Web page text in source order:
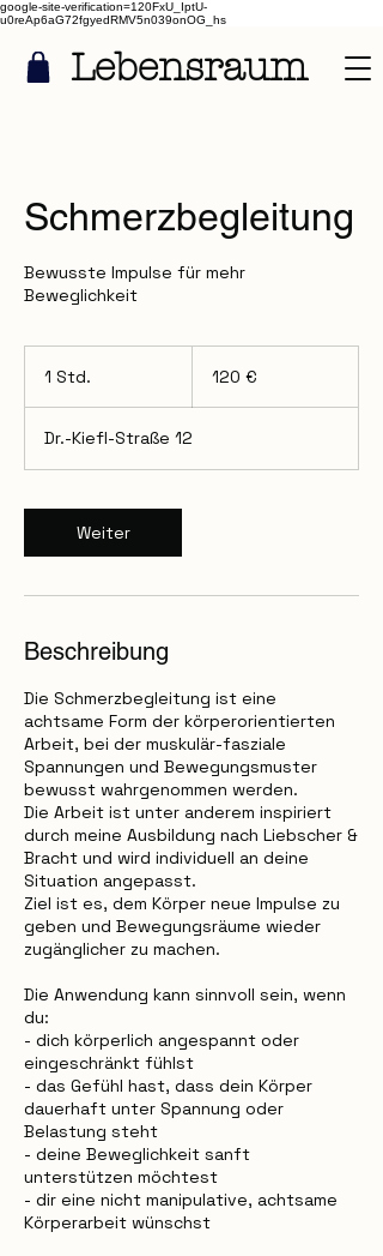
google-site-verification=120FxU_IptU-
u0reAp6aG72fgyedRMV5n039onOG_hs
Lebensraum
Schmerzbegleitung
Bewusste Impulse für mehr
Beweglichkeit
1 Std.
d
120 €
Dr.-Kiefl-Straße 12
Weiter
Beschreibung
Die Schmerzbegleitung ist eine
achtsame Form der körperorientierten
Arbeit, bei der muskulär-fasziale
Spannungen und Bewegungsmuster
bewusst wahrgenommen werden.
Die Arbeit ist unter anderem inspiriert
durch meine Ausbildung nach Liebscher &
Bracht und wird individuell an deine
Situation angepasst.
Ziel ist es, dem Körper neue Impulse zu
geben und Bewegungsräume wieder
zugänglicher zu machen.
Die Anwendung kann sinnvoll sein, wenn
du:
- dich körperlich angespannt oder
eingeschränkt fühlst
- das Gefühl hast, dass dein Körper
dauerhaft unter Spannung oder
Belastung steht
- deine Beweglichkeit sanft
unterstützen möchtest
- dir eine nicht manipulative, achtsame
Körperarbeit wünschst